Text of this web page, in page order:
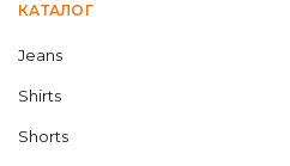
КАТАЛОГ
Jeans
Shirts
Shorts